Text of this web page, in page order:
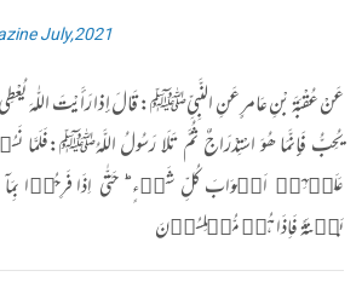
July,2021
عَنْ عُقْبَۃَ بْنِ عَامرٍ عَنِ النَّبِيِّﷺ: قَالَ إذا رَأَیْتَ اللّٰہَ یُعْطِی
یُحِبُّ فَإِنَّمَا ھُوَ اسْتِدْرَاجٌ ثُمَّ تَلَا رَسُولُ اللَّہُﷺ:فَلَمَّا
عَلَیۡہِمۡ اَبۡوَابَ کُلِّ شَیۡءٍ ؕ حَتّٰۤی اِذَا فَرِحُوۡا
بَغۡتَۃً فَاِذَا ہُمۡ مُّبۡلِسُوۡنَ